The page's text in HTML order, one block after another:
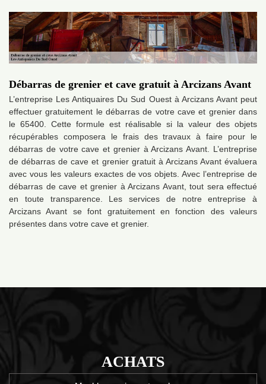
Débarras de grenier et cave gratuit à Arcizans Avant
L’entreprise Les Antiquaires Du Sud Ouest à Arcizans Avant peut
effectuer gratuitement le débarras de votre cave et grenier dans
le 65400. Cette formule est réalisable si la valeur des objets
récupérables composera le frais des travaux à faire pour le
débarras de votre cave et grenier à Arcizans Avant. L’entreprise
de débarras de cave et grenier gratuit à Arcizans Avant évaluera
avec vous les valeurs exactes de vos objets. Avec l’entreprise de
débarras de cave et grenier à Arcizans Avant, tout sera effectué
en toute transparence. Les services de notre entreprise à
Arcizans Avant se font gratuitement en fonction des valeurs
présentes dans votre cave et grenier.
ACHATS